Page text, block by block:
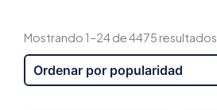
Mostrando 1–24 de 4475 resultados